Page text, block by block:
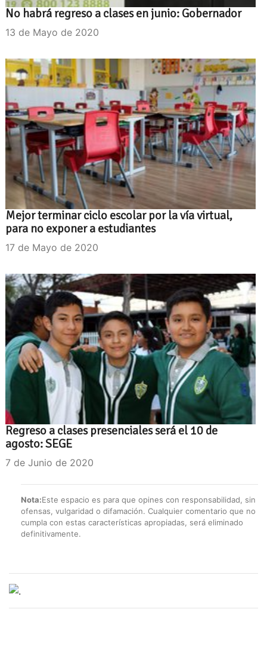
No habrá regreso a clases en junio: Gobernador
13 de Mayo de 2020
Mejor terminar ciclo escolar por la vía virtual,
para no exponer a estudiantes
17 de Mayo de 2020
Regreso a clases presenciales será el 10 de
agosto: SEGE
7 de Junio de 2020
Nota:Este espacio es para que opines con responsabilidad, sin
ofensas, vulgaridad o difamación. Cualquier comentario que no
cumpla con estas características apropiadas, será eliminado
definitivamente.